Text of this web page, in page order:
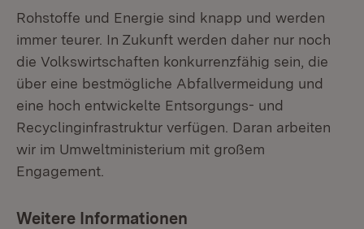
Rohstoffe und Energie sind knapp und werden
immer teurer. In Zukunft werden daher nur noch
die Volkswirtschaften konkurrenzfähig sein, die
über eine bestmögliche Abfallvermeidung und
eine hoch entwickelte Entsorgungs- und
Recyclinginfrastruktur verfügen. Daran arbeiten
wir im Umweltministerium mit großem
Engagement.
Weitere Informationen